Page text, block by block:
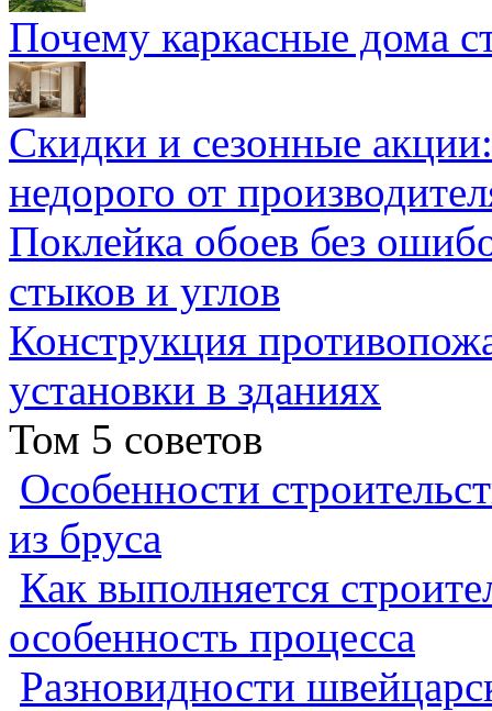
Почему каркасные дома
Скидки и сезонные
недорого от
Поклейка обоев без
стыков и углов
Конструкция
установки в зданиях
Том 5 советов
Особенности
из бруса
Как выполняется
особенность процесса
Разновидности